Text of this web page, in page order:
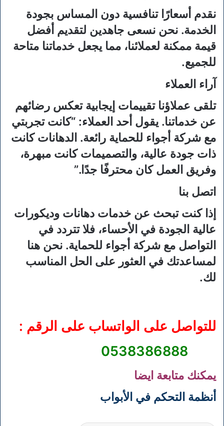
نقدم أسعارًا تنافسية دون المساس بجودة
الخدمة. نحن نسعى جاهدين لتقديم أفضل
قيمة ممكنة لعملائنا، مما يجعل خدماتنا متاحة
للجميع.
آراء العملاء
تلقى عملاؤنا تقييمات إيجابية تعكس رضائهم
عن خدماتنا. يقول أحد العملاء: “كانت تجربتي
مع شركة أجواء للحماية رائعة. الدهانات كانت
ذات جودة عالية، والتصميمات كانت مبهرة،
وفريق العمل كان محترفًا جدًا.”
اتصل بنا
إذا كنت تبحث عن خدمات دهانات وديكورات
عالية الجودة في الأحساء، فلا تتردد في
التواصل مع شركة أجواء للحماية. نحن هنا
لمساعدتك في العثور على الحل المناسب
لك.
للتواصل على الواتساب على الرقم :
يمكنك متابعة ايضا
أنظمة التحكم في الأبواب